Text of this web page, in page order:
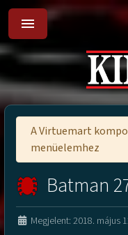
menu
A Virtuemart
menüelemhez
Batman
Megjelent: 2018. május